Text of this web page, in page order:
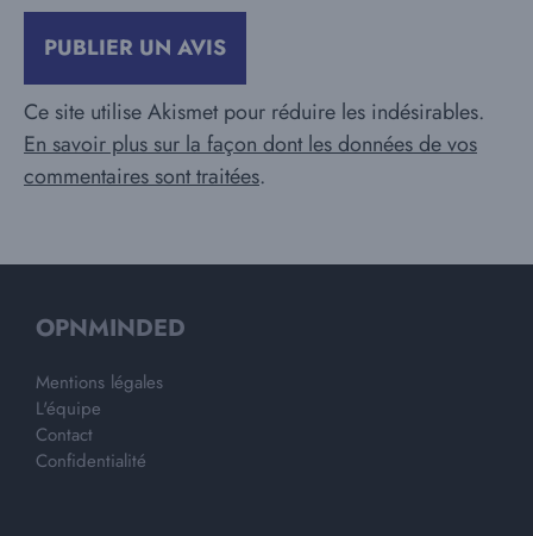
Ce site utilise Akismet pour réduire les indésirables.
En savoir plus sur la façon dont les données de vos
commentaires sont traitées.
OPNMINDED
Mentions légales
L'équipe
Contact
Confidentialité